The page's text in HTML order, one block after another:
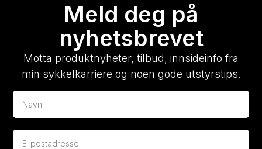
Meld deg på
nyhetsbrevet
Motta produktnyheter, tilbud, innsideinfo fra
min sykkelkarriere og noen gode utstyrstips.